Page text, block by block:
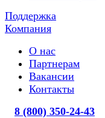
Поддержка
Компания
О нас
Партнерам
Вакансии
Контакты
8 (800) 350-24-43